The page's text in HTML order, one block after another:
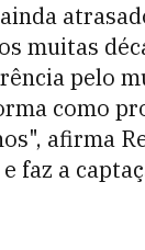
muitas
pelo
como
afirma
faz a